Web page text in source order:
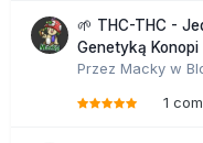
🌱 THC-THC -
Genetyką Konopi
Przez Macky w
1